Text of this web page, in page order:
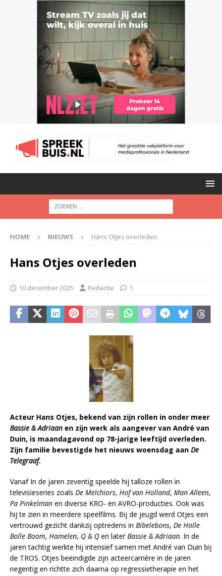
HOME NIEUWS Hans Otjes overleden
Hans Otjes overleden
10 december 2025 Redactie 1
Acteur Hans Otjes, bekend van zijn rollen in onder meer
Bassie & Adriaan en zijn werk als aangever van André van
Duin, is maandagavond op 78-jarige leeftijd overleden.
Zijn familie bevestigde het nieuws woensdag aan De
Telegraaf.
Vanaf In de jaren zeventig speelde hij talloze rollen in
televisieseries zoals De Melchiors, Hof van Holland, Man Alleen,
Pa Pinkelman en diverse KRO- en AVRO-producties. Ook was
hij te zien in meerdere speelfilms. Bij de jeugd werd Otjes een
vertrouwd gezicht dankzij optredens in Bibelebons, De Holle
Bolle Boom, Hamelen, Q & Q en laterBassie & Adriaan. In de
jaren tachtig werkte hij intensief samen met André van Duin bij
de TROS. Otjes beëindigde zijn acteercarrière in de jaren
negentig en richtte zich daarna op regressietherapie en het